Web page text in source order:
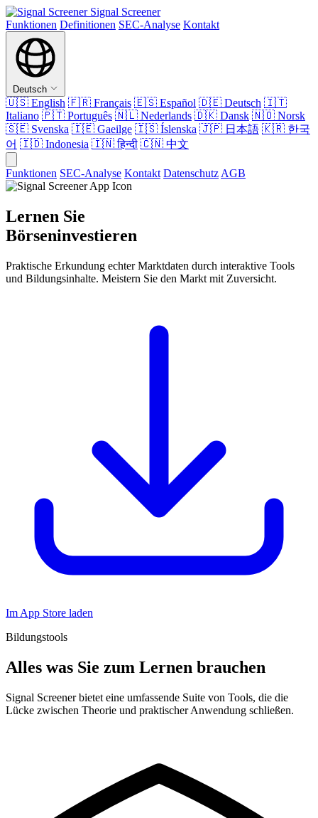
Signal Screener
Funktionen Definitionen SEC-Analyse Kontakt
Deutsch
🇺🇸 English 🇫🇷 Français 🇪🇸 Español 🇩🇪 Deutsch 🇮🇹
Italiano 🇵🇹 Português 🇳🇱 Nederlands 🇩🇰 Dansk 🇳🇴 Norsk
🇸🇪 Svenska 🇮🇪 Gaeilge 🇮🇸 Íslenska 🇯🇵 日本語 🇰🇷 한국
어 🇮🇩 Indonesia 🇮🇳हिन्दी 🇨🇳 中文
Funktionen SEC-Analyse Kontakt Datenschutz AGB
Lernen Sie
Börseninvestieren
Praktische Erkundung echter Marktdaten durch interaktive Tools
und Bildungsinhalte. Meistern Sie den Markt mit Zuversicht.
Im App Store laden
Bildungstools
Alles was Sie zum Lernen brauchen
Signal Screener bietet eine umfassende Suite von Tools, die die
Lücke zwischen Theorie und praktischer Anwendung schließen.